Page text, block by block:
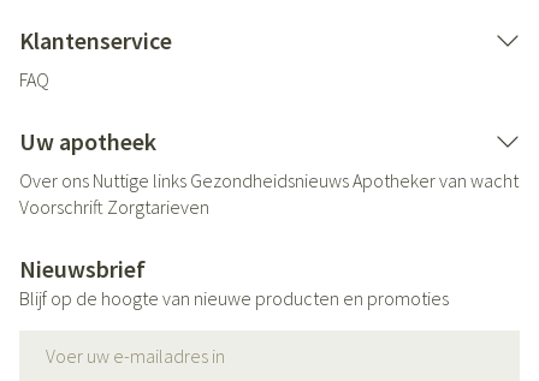
Klantenservice
FAQ
Uw apotheek
Over ons Nuttige links GezondheidsnieuwsApotheker van wacht
Voorschrift Zorgtarieven
Nieuwsbrief
Blijf op de hoogte van nieuwe producten en promoties